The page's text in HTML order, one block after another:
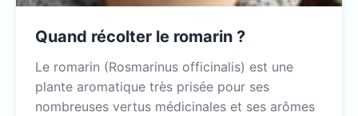
Quand récolter le romarin ?
Le romarin (Rosmarinus officinalis) est une
plante aromatique très prisée pour ses
nombreuses vertus médicinales et ses arômes